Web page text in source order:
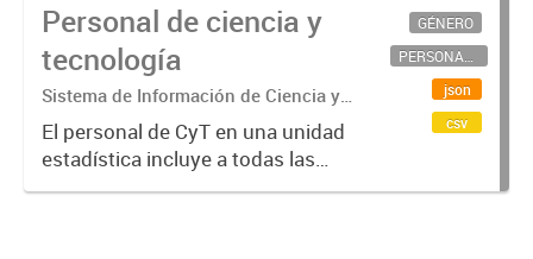
Personal de ciencia y
tecnología
Sistema de Información de Ciencia y
Tecnología Argentino (SICYTAR)
El personal de CyT en una unidad
estadística incluye a todas las
personas involucradas
GÉNERO
PERSONAL CIENTÍFICO-TECNOLÓGICO
json
csv